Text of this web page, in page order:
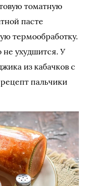
томатную
пасте
термообработку.
не ухудшится. У
из кабачков с
пальчики